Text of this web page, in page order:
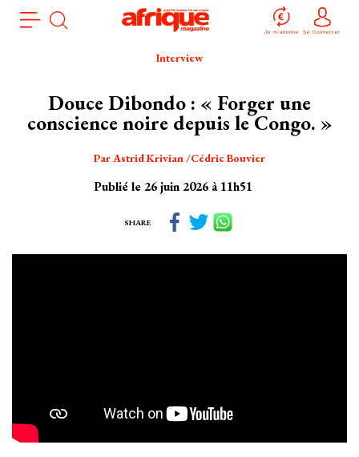
Je m'abonne Se Connecter
Interview
Douce Dibondo : « Forger une
conscience noire depuis le Congo. »
ParAstrid Krivian Cédric Bouvier
Publié le 26 juin 2026 à 11h51
SHARE
Panneau de gestion des cookies